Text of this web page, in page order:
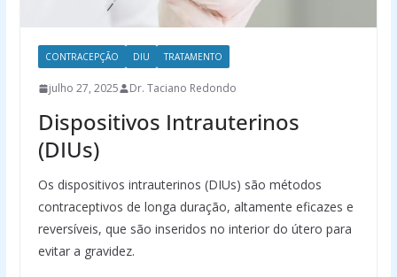
CONTRACEPÇÃO DIU TRATAMENTO
julho 27, 2025 Dr. Taciano Redondo
Dispositivos Intrauterinos
(DIUs)
Os dispositivos intrauterinos (DIUs) são métodos
contraceptivos de longa duração, altamente eficazes e
reversíveis, que são inseridos no interior do útero para
evitar a gravidez.